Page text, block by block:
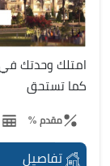
كما تستحق
مقدم %
تفاصيل